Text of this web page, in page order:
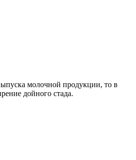
молочной продукции, то в
дойного стада.